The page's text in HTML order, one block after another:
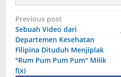
Post
navigation
Previous post
Sebuah Video dari
Departemen Kesehatan
Filipina Dituduh Menjiplak
"Rum Pum Pum Pum" Milik
f(x)